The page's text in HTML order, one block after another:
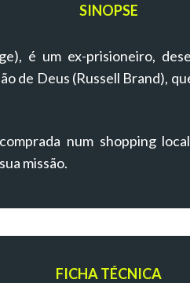
SINOPSE
é um ex-prisioneiro,
de Deus (Russell Brand),
num shopping
missão.
FICHA TÉCNICA